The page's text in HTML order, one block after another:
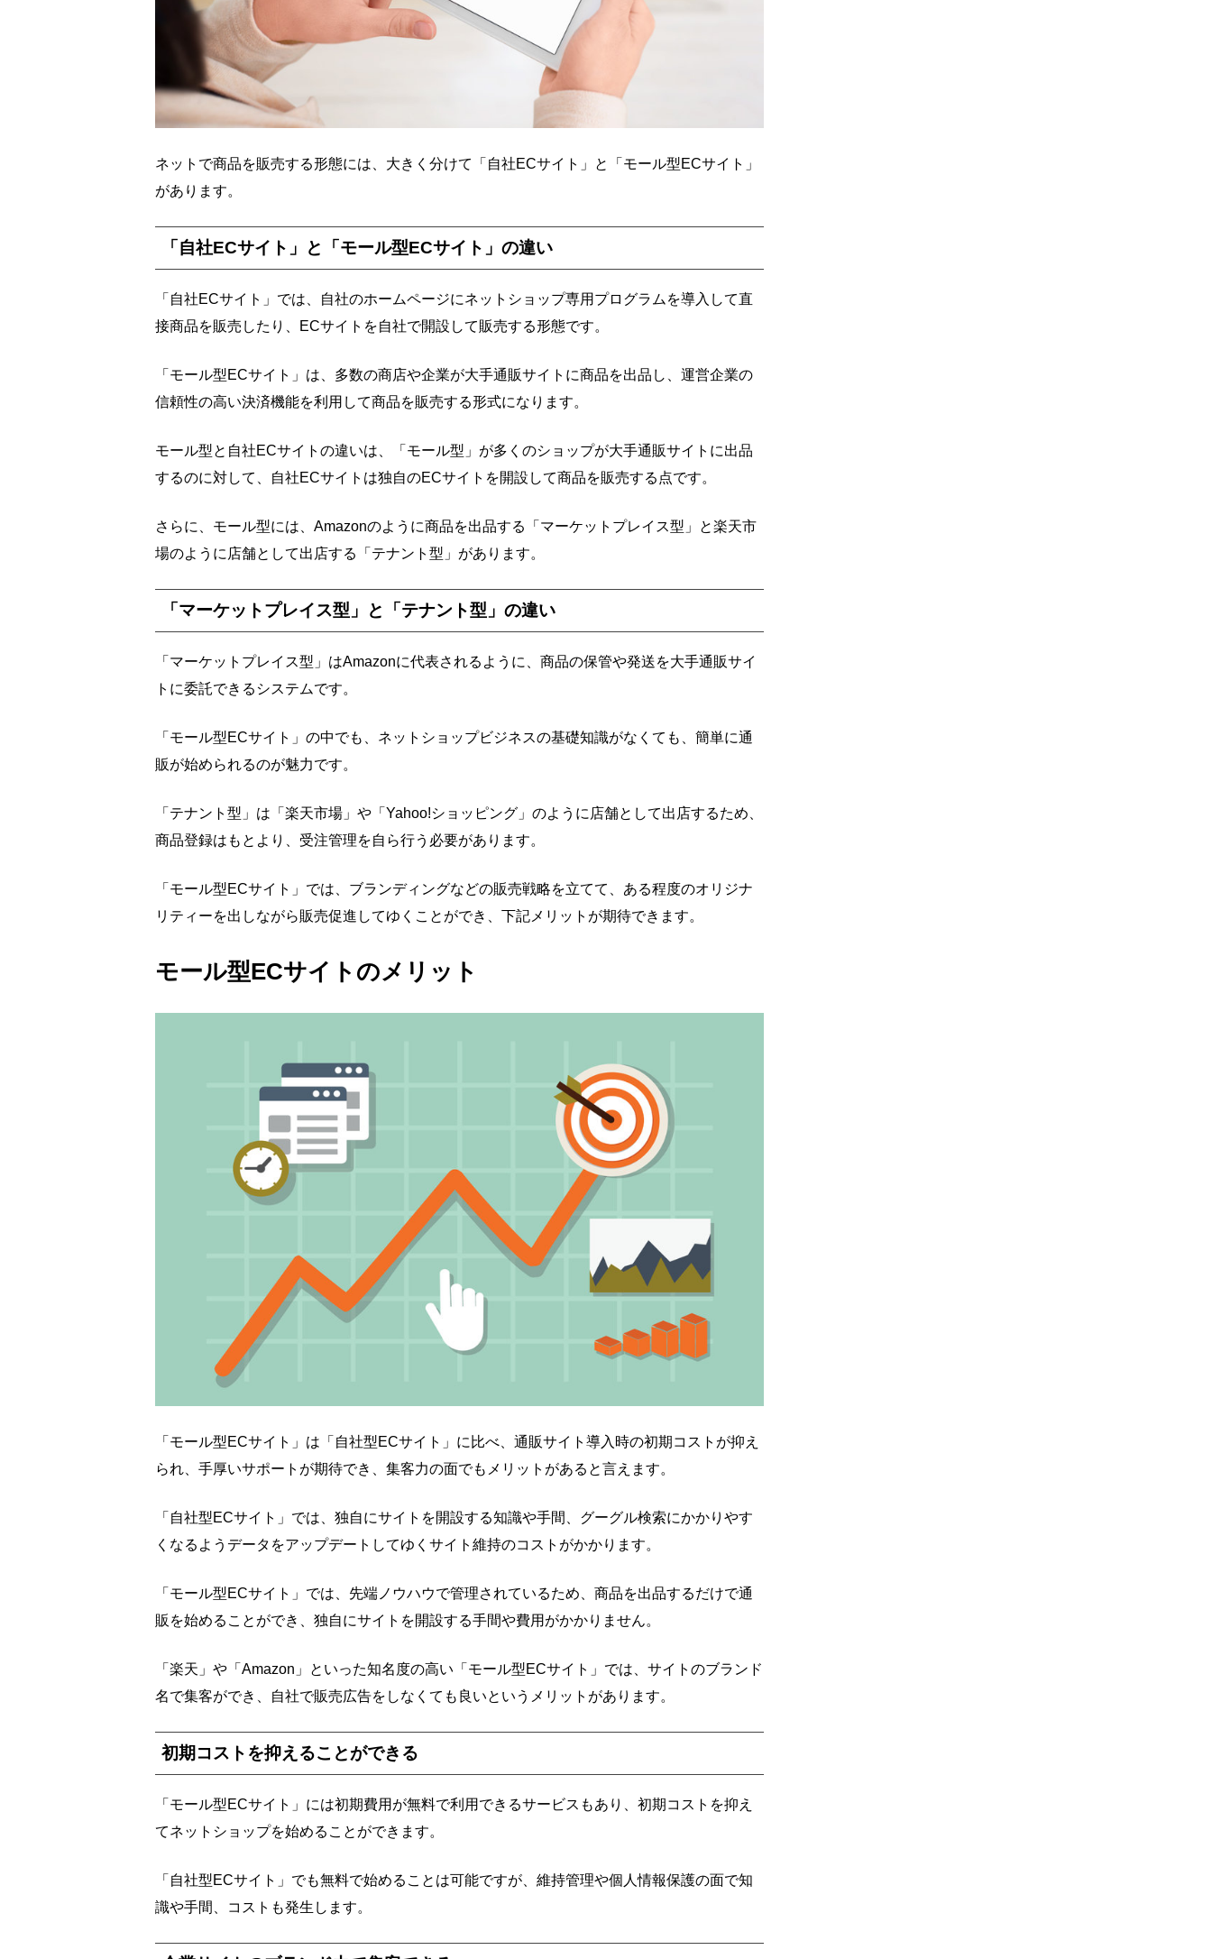
ネットで商品を販売する形態には、大きく分けて「自社ECサイト」と「モール型ECサイト」
があります。
「自社ECサイト」と「モール型ECサイト」の違い
「自社ECサイト」では、自社のホームページにネットショップ専用プログラムを導入して直
接商品を販売したり、ECサイトを自社で開設して販売する形態です。
「モール型ECサイト」は、多数の商店や企業が大手通販サイトに商品を出品し、運営企業の
信頼性の高い決済機能を利用して商品を販売する形式になります。
モール型と自社ECサイトの違いは、「モール型」が多くのショップが大手通販サイトに出品
するのに対して、自社ECサイトは独自のECサイトを開設して商品を販売する点です。
さらに、モール型には、Amazonのように商品を出品する「マーケットプレイス型」と楽天市
場のように店舗として出店する「テナント型」があります。
「マーケットプレイス型」と「テナント型」の違い
「マーケットプレイス型」はAmazonに代表されるように、商品の保管や発送を大手通販サイ
トに委託できるシステムです。
「モール型ECサイト」の中でも、ネットショップビジネスの基礎知識がなくても、簡単に通
販が始められるのが魅力です。
「テナント型」は「楽天市場」や「Yahoo!ショッピング」のように店舗として出店するため、
商品登録はもとより、受注管理を自ら行う必要があります。
「モール型ECサイト」では、ブランディングなどの販売戦略を立てて、ある程度のオリジナ
リティーを出しながら販売促進してゆくことができ、下記メリットが期待できます。
モール型ECサイトのメリット
「モール型ECサイト」は「自社型ECサイト」に比べ、通販サイト導入時の初期コストが抑え
られ、手厚いサポートが期待でき、集客力の面でもメリットがあると言えます。
「自社型ECサイト」では、独自にサイトを開設する知識や手間、グーグル検索にかかりやす
くなるようデータをアップデートしてゆくサイト維持のコストがかかります。
「モール型ECサイト」では、先端ノウハウで管理されているため、商品を出品するだけで通
販を始めることができ、独自にサイトを開設する手間や費用がかかりません。
「楽天」や「Amazon」といった知名度の高い「モール型ECサイト」では、サイトのブランド
名で集客ができ、自社で販売広告をしなくても良いというメリットがあります。
初期コストを抑えることができる
「モール型ECサイト」には初期費用が無料で利用できるサービスもあり、初期コストを抑え
てネットショップを始めることができます。
「自社型ECサイト」でも無料で始めることは可能ですが、維持管理や個人情報保護の面で知
識や手間、コストも発生します。